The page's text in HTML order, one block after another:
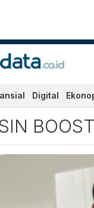
Digital